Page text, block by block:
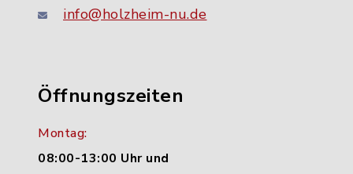
info@holzheim-nu.de
Öffnungszeiten
Montag:
08:00-13:00 Uhr und